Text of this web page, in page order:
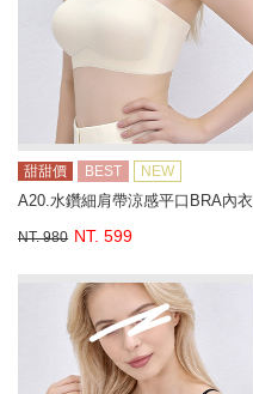
甜甜價 BEST NEW
A20.水鑽細肩帶涼感平口BRA內衣
NT. 980 NT. 599